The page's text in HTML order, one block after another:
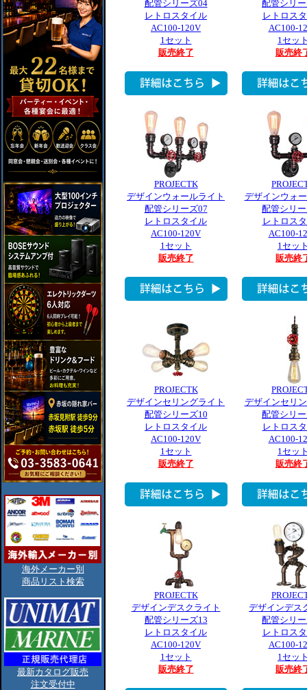
海外メーカー別
商品リスト検索
最新カタログ販売
注文受付中
配管シリーズ04
レトロスタイル
AC100-120V
1セット
販売終了
配管シリ
レトロス
AC100-
1セッ
販売終
PROJECTK
デザインウォールライト
配管シリーズ07
レトロスタイル
AC100-120V
1セット
販売終了
デザインウォ
配管シリ
レトロス
AC100-
1セッ
販売終
PROJECTK
デザインセリングライト
配管シリーズ10
レトロスタイル
AC100-120V
1セット
販売終了
デザインセリ
配管シリ
レトロス
AC100-
1セッ
販売終
PROJECTK
デザインデスクライト
配管シリーズ13
レトロスタイル
AC100-120V
1セット
販売終了
デザインデス
配管シリ
レトロス
AC100-
1セッ
販売終